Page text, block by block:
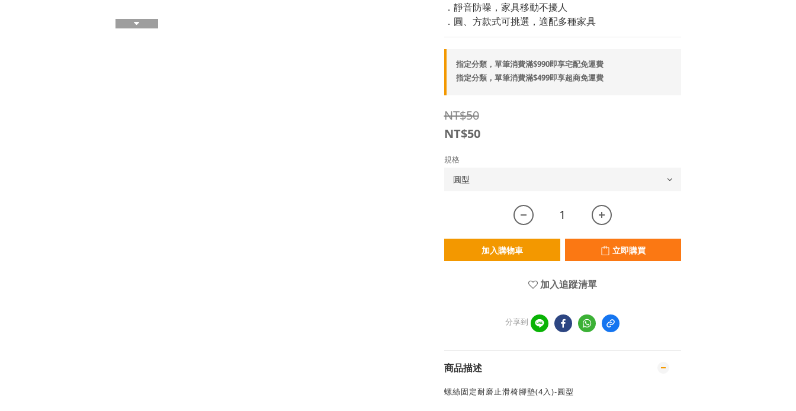
．靜音防噪，家具移動不擾人
．圓、方款式可挑選，適配多種家具
指定分類，單筆消費滿$990即享宅配免運費
指定分類，單筆消費滿$499即享超商免運費
NT$50
NT$50
規格
加入購物車 立即購買
加入追蹤清單
分享到
商品描述
螺絲固定耐磨止滑椅腳墊(4入)-圓型